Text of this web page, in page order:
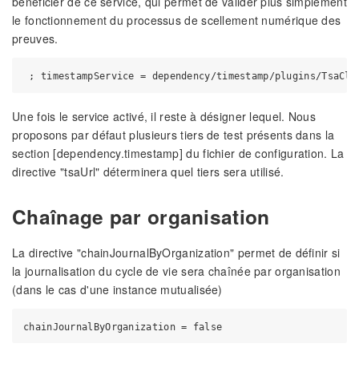
le fonctionnement du processus de scellement numérique des
preuves.
Une fois le service activé, il reste à désigner lequel. Nous
proposons par défaut plusieurs tiers de test présents dans la
section [dependency.timestamp] du fichier de configuration. La
directive "tsaUrl" déterminera quel tiers sera utilisé.
Chaînage par organisation
La directive "chainJournalByOrganization" permet de définir si
la journalisation du cycle de vie sera chaînée par organisation
(dans le cas d'une instance mutualisée)